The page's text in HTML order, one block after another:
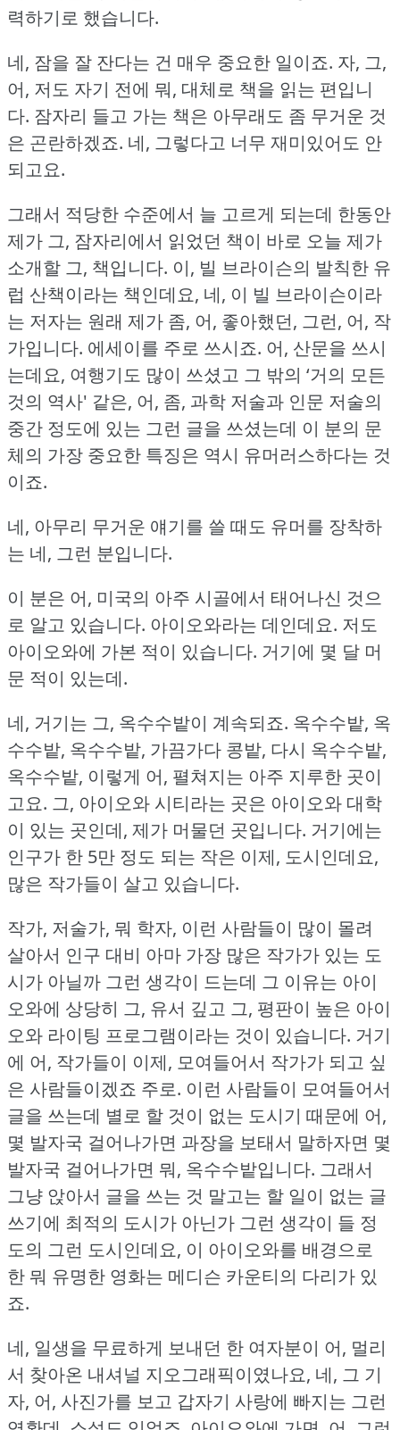
력하기로 했습니다.
네, 잠을 잘 잔다는 건 매우 중요한 일이죠. 자, 그,
어, 저도 자기 전에 뭐, 대체로 책을 읽는 편입니
다. 잠자리 들고 가는 책은 아무래도 좀 무거운 것
은 곤란하겠죠. 네, 그렇다고 너무 재미있어도 안
되고요.
그래서 적당한 수준에서 늘 고르게 되는데 한동안
제가 그, 잠자리에서 읽었던 책이 바로 오늘 제가
소개할 그, 책입니다. 이, 빌 브라이슨의 발칙한 유
럽 산책이라는 책인데요, 네, 이 빌 브라이슨이라
는 저자는 원래 제가 좀, 어, 좋아했던, 그런, 어, 작
가입니다. 에세이를 주로 쓰시죠. 어, 산문을 쓰시
는데요, 여행기도 많이 쓰셨고 그 밖의 ‘거의 모든
것의 역사' 같은, 어, 좀, 과학 저술과 인문 저술의
중간 정도에 있는 그런 글을 쓰셨는데 이 분의 문
체의 가장 중요한 특징은 역시 유머러스하다는 것
이죠.
네, 아무리 무거운 얘기를 쓸 때도 유머를 장착하
는 네, 그런 분입니다.
이 분은 어, 미국의 아주 시골에서 태어나신 것으
로 알고 있습니다. 아이오와라는 데인데요. 저도
아이오와에 가본 적이 있습니다. 거기에 몇 달 머
문 적이 있는데.
네, 거기는 그, 옥수수밭이 계속되죠. 옥수수밭, 옥
수수밭, 옥수수밭, 가끔가다 콩밭, 다시 옥수수밭,
옥수수밭, 이렇게 어, 펼쳐지는 아주 지루한 곳이
고요. 그, 아이오와 시티라는 곳은 아이오와 대학
이 있는 곳인데, 제가 머물던 곳입니다. 거기에는
인구가 한 5만 정도 되는 작은 이제, 도시인데요,
많은 작가들이 살고 있습니다.
작가, 저술가, 뭐 학자, 이런 사람들이 많이 몰려
살아서 인구 대비 아마 가장 많은 작가가 있는 도
시가 아닐까 그런 생각이 드는데 그 이유는 아이
오와에 상당히 그, 유서 깊고 그, 평판이 높은 아이
오와 라이팅 프로그램이라는 것이 있습니다. 거기
에 어, 작가들이 이제, 모여들어서 작가가 되고 싶
은 사람들이겠죠 주로. 이런 사람들이 모여들어서
글을 쓰는데 별로 할 것이 없는 도시기 때문에 어,
몇 발자국 걸어나가면 과장을 보태서 말하자면 몇
발자국 걸어나가면 뭐, 옥수수밭입니다. 그래서
그냥 앉아서 글을 쓰는 것 말고는 할 일이 없는 글
쓰기에 최적의 도시가 아닌가 그런 생각이 들 정
도의 그런 도시인데요, 이 아이오와를 배경으로
한 뭐 유명한 영화는 메디슨 카운티의 다리가 있
죠.
네, 일생을 무료하게 보내던 한 여자분이 어, 멀리
서 찾아온 내셔널 지오그래픽이였나요, 네, 그 기
자, 어, 사진가를 보고 갑자기 사랑에 빠지는 그런